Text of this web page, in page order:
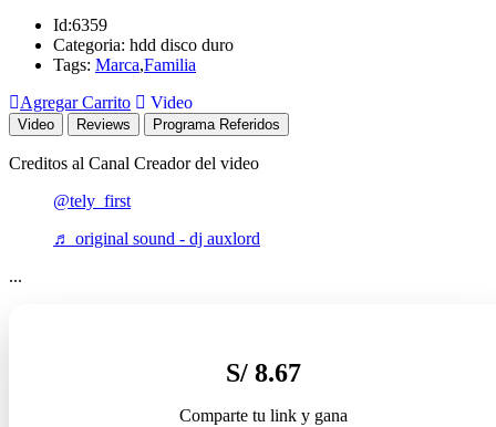
Id:6359
Categoria: hdd disco duro
Tags: Marca,Familia
Agregar Carrito
Video
Video Reviews Programa Referidos
Creditos al Canal Creador del video
@tely_first
♬ original sound - dj auxlord
...
S/ 8.67
Comparte tu link y gana